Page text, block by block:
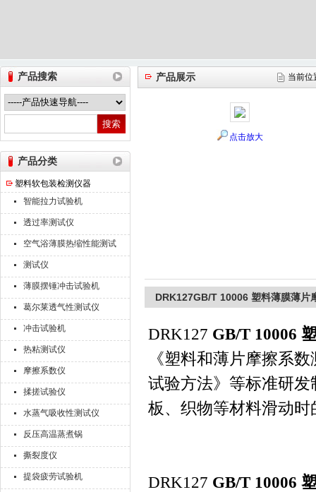
山东德瑞克仪器股份有限公司
产品搜索
产品分类
塑料软包装检测仪器
智能拉力试验机
透过率测试仪
空气浴薄膜热缩性能测试
仪
测试仪
薄膜摆锤冲击试验机
葛尔莱透气性测试仪
冲击试验机
热粘测试仪
摩擦系数仪
揉搓试验仪
水蒸气吸收性测试仪
反压高温蒸煮锅
撕裂度仪
提袋疲劳试验机
产品展示 当前位
点击放大
DRK127GB/T 10006 塑料薄膜薄片
DRK127 GB/T 10006
《塑料和薄片摩擦系
试验方法》等标准研
板、织物等材料滑动
DRK127 GB/T 10006